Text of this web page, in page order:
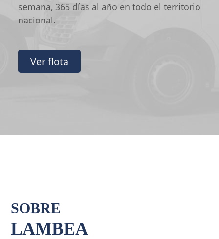
semana, 365 días al año en todo el territorio
nacional.
Ver flota
SOBRE
LAMBEA